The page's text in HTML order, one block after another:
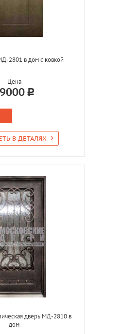
2801 в дом с ковкой
Цена
В ДЕТАЛЯХ
дверь МД-2810 в
дом